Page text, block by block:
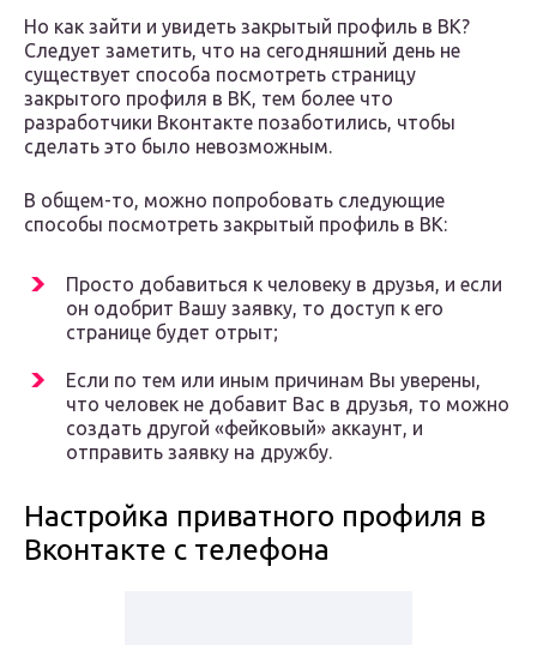
Но как зайти и увидеть закрытый профиль в ВК?
Следует заметить, что на сегодняшний день не
существует способа посмотреть страницу
закрытого профиля в ВК, тем более что
разработчики Вконтакте позаботились, чтобы
сделать это было невозможным.
В общем-то, можно попробовать следующие
способы посмотреть закрытый профиль в ВК:
Просто добавиться к человеку в друзья, и если
он одобрит Вашу заявку, то доступ к его
странице будет отрыт;
Если по тем или иным причинам Вы уверены,
что человек не добавит Вас в друзья, то можно
создать другой «фейковый» аккаунт, и
отправить заявку на дружбу.
Настройка приватного профиля в
Вконтакте с телефона